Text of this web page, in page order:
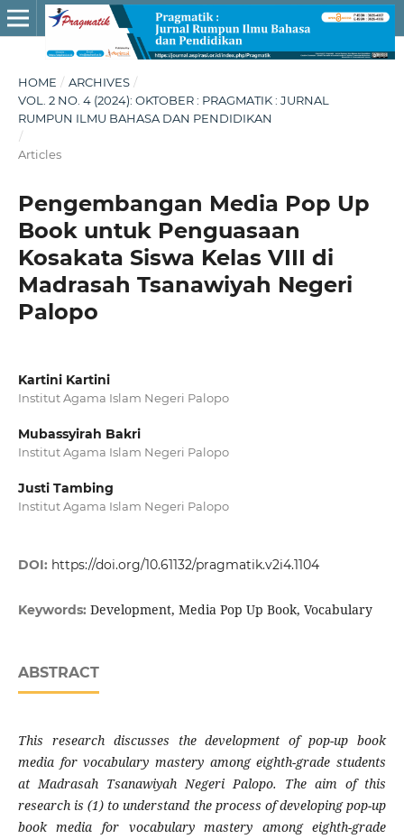
HOME / ARCHIVES /
VOL. 2 NO. 4 (2024): OKTOBER : PRAGMATIK : JURNAL
RUMPUN ILMU BAHASA DAN PENDIDIKAN
/
Articles
Pengembangan Media Pop Up
Book untuk Penguasaan
Kosakata Siswa Kelas VIII di
Madrasah Tsanawiyah Negeri
Palopo
Kartini Kartini
Institut Agama Islam Negeri Palopo
Mubassyirah Bakri
Institut Agama Islam Negeri Palopo
Justi Tambing
Institut Agama Islam Negeri Palopo
DOI: https://doi.org/10.61132/pragmatik.v2i4.1104
Keywords: Development, Media Pop Up Book, Vocabulary
ABSTRACT
This research discusses the development of pop-up book
media for vocabulary mastery among eighth-grade students
at Madrasah Tsanawiyah Negeri Palopo. The aim of this
research is (1) to understand the process of developing pop-up
book media for vocabulary mastery among eighth-grade